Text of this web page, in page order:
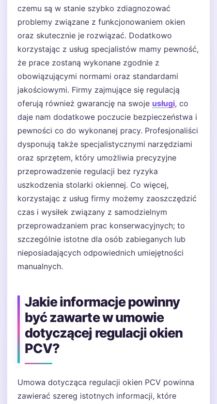
czemu są w stanie szybko zdiagnozować
problemy związane z funkcjonowaniem okien
oraz skutecznie je rozwiązać. Dodatkowo
korzystając z usług specjalistów mamy pewność,
że prace zostaną wykonane zgodnie z
obowiązującymi normami oraz standardami
jakościowymi. Firmy zajmujące się regulacją
oferują również gwarancję na swoje usługi, co
daje nam dodatkowe poczucie bezpieczeństwa i
pewności co do wykonanej pracy. Profesjonaliści
dysponują także specjalistycznymi narzędziami
oraz sprzętem, który umożliwia precyzyjne
przeprowadzenie regulacji bez ryzyka
uszkodzenia stolarki okiennej. Co więcej,
korzystając z usług firmy możemy zaoszczędzić
czas i wysiłek związany z samodzielnym
przeprowadzaniem prac konserwacyjnych; to
szczególnie istotne dla osób zabieganych lub
nieposiadających odpowiednich umiejętności
manualnych.
Jakie informacje powinny
być zawarte w umowie
dotyczącej regulacji okien
PCV?
Umowa dotycząca regulacji okien PCV powinna
zawierać szereg istotnych informacji, które